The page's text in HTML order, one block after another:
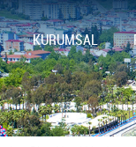
KURUMSAL